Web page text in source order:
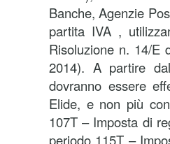
Banche, Agenzie
partita IVA ,
Risoluzione n. 14/E
2014). A partire
dovranno essere
Elide, e non più
107T – Imposta di
periodo 115T –